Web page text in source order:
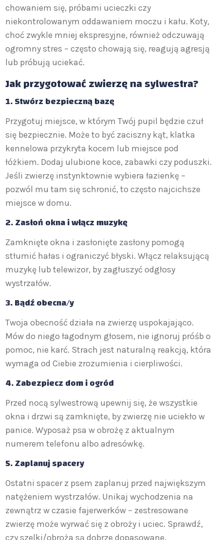
chowaniem się, próbami ucieczki czy
niekontrolowanym oddawaniem moczu i kału. Koty,
choć zwykle mniej ekspresyjne, również odczuwają
ogromny stres – często chowają się, reagują agresją
lub próbują uciekać.
Jak przygotować zwierzę na sylwestra?
1. Stwórz bezpieczną bazę
Przygotuj miejsce, w którym Twój pupil będzie czuł
się bezpiecznie. Może to być zaciszny kąt, klatka
kennelowa przykryta kocem lub miejsce pod
łóżkiem. Dodaj ulubione koce, zabawki czy poduszki.
Jeśli zwierzę instynktownie wybiera łazienkę –
pozwól mu tam się schronić, to często najcichsze
miejsce w domu.
2. Zasłoń okna i włącz muzykę
Zamknięte okna i zasłonięte zasłony pomogą
stłumić hałas i ograniczyć błyski. Włącz relaksującą
muzykę lub telewizor, by zagłuszyć odgłosy
wystrzałów.
3. Bądź obecna/y
Twoja obecność działa na zwierzę uspokajająco.
Mów do niego łagodnym głosem, nie ignoruj próśb o
pomoc, nie karć. Strach jest naturalną reakcją, która
wymaga od Ciebie zrozumienia i cierpliwości.
4. Zabezpiecz dom i ogród
Przed nocą sylwestrową upewnij się, że wszystkie
okna i drzwi są zamknięte, by zwierzę nie uciekło w
panice. Wyposaż psa w obrożę z aktualnym
numerem telefonu albo adresówkę.
5. Zaplanuj spacery
Ostatni spacer z psem zaplanuj przed największym
natężeniem wystrzałów. Unikaj wychodzenia na
zewnątrz w czasie fajerwerków – zestresowane
zwierzę może wyrwać się z obroży i uciec. Sprawdź,
czy szelki/obroża są dobrze dopasowane.